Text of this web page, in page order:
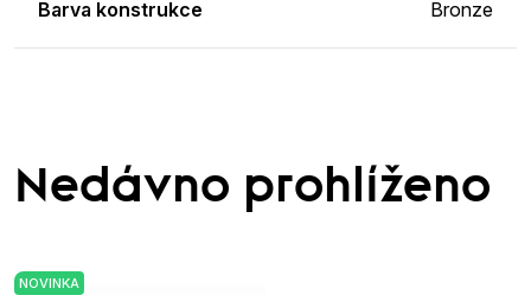
Barva konstrukce Bronze
Nedávno prohlíženo
NOVINKA